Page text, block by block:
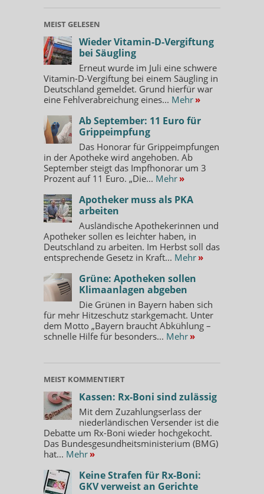
MEIST GELESEN
Wieder Vitamin-D-Vergiftung
bei Säugling
Erneut wurde im Juli eine schwere
Vitamin-D-Vergiftung bei einem Säugling in
Deutschland gemeldet. Grund hierfür war
eine Fehlverabreichung eines... Mehr »
Ab September: 11 Euro für
Grippeimpfung
Das Honorar für Grippeimpfungen
in der Apotheke wird angehoben. Ab
September steigt das Impfhonorar um 3
Prozent auf 11 Euro. „Die... Mehr »
Apotheker muss als PKA
arbeiten
Ausländische Apothekerinnen und
Apotheker sollen es leichter haben, in
Deutschland zu arbeiten. Im Herbst soll das
entsprechende Gesetz in Kraft... Mehr »
Grüne: Apotheken sollen
Klimaanlagen abgeben
Die Grünen in Bayern haben sich
für mehr Hitzeschutz starkgemacht. Unter
dem Motto „Bayern braucht Abkühlung –
schnelle Hilfe für besonders... Mehr »
MEIST KOMMENTIERT
Kassen: Rx-Boni sind zulässig
Mit dem Zuzahlungserlass der
niederländischen Versender ist die
Debatte um Rx-Boni wieder hochgekocht.
Das Bundesgesundheitsministerium (BMG)
hat... Mehr »
Keine Strafen für Rx-Boni:
GKV verweist an Gerichte